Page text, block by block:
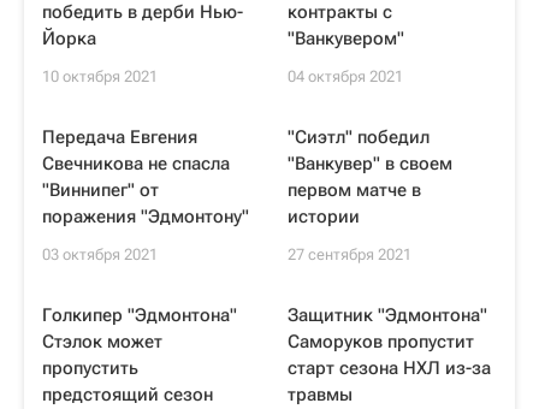
победить в дерби Нью-
Йорка
10 октября 2021
контракты с
"Ванкувером"
04 октября 2021
Передача Евгения
Свечникова не спасла
"Виннипег" от
поражения "Эдмонтону"
03 октября 2021
"Сиэтл" победил
"Ванкувер" в своем
первом матче в
истории
27 сентября 2021
Голкипер "Эдмонтона"
Стэлок может
пропустить
предстоящий сезон
Защитник "Эдмонтона"
Саморуков пропустит
старт сезона НХЛ из-за
травмы